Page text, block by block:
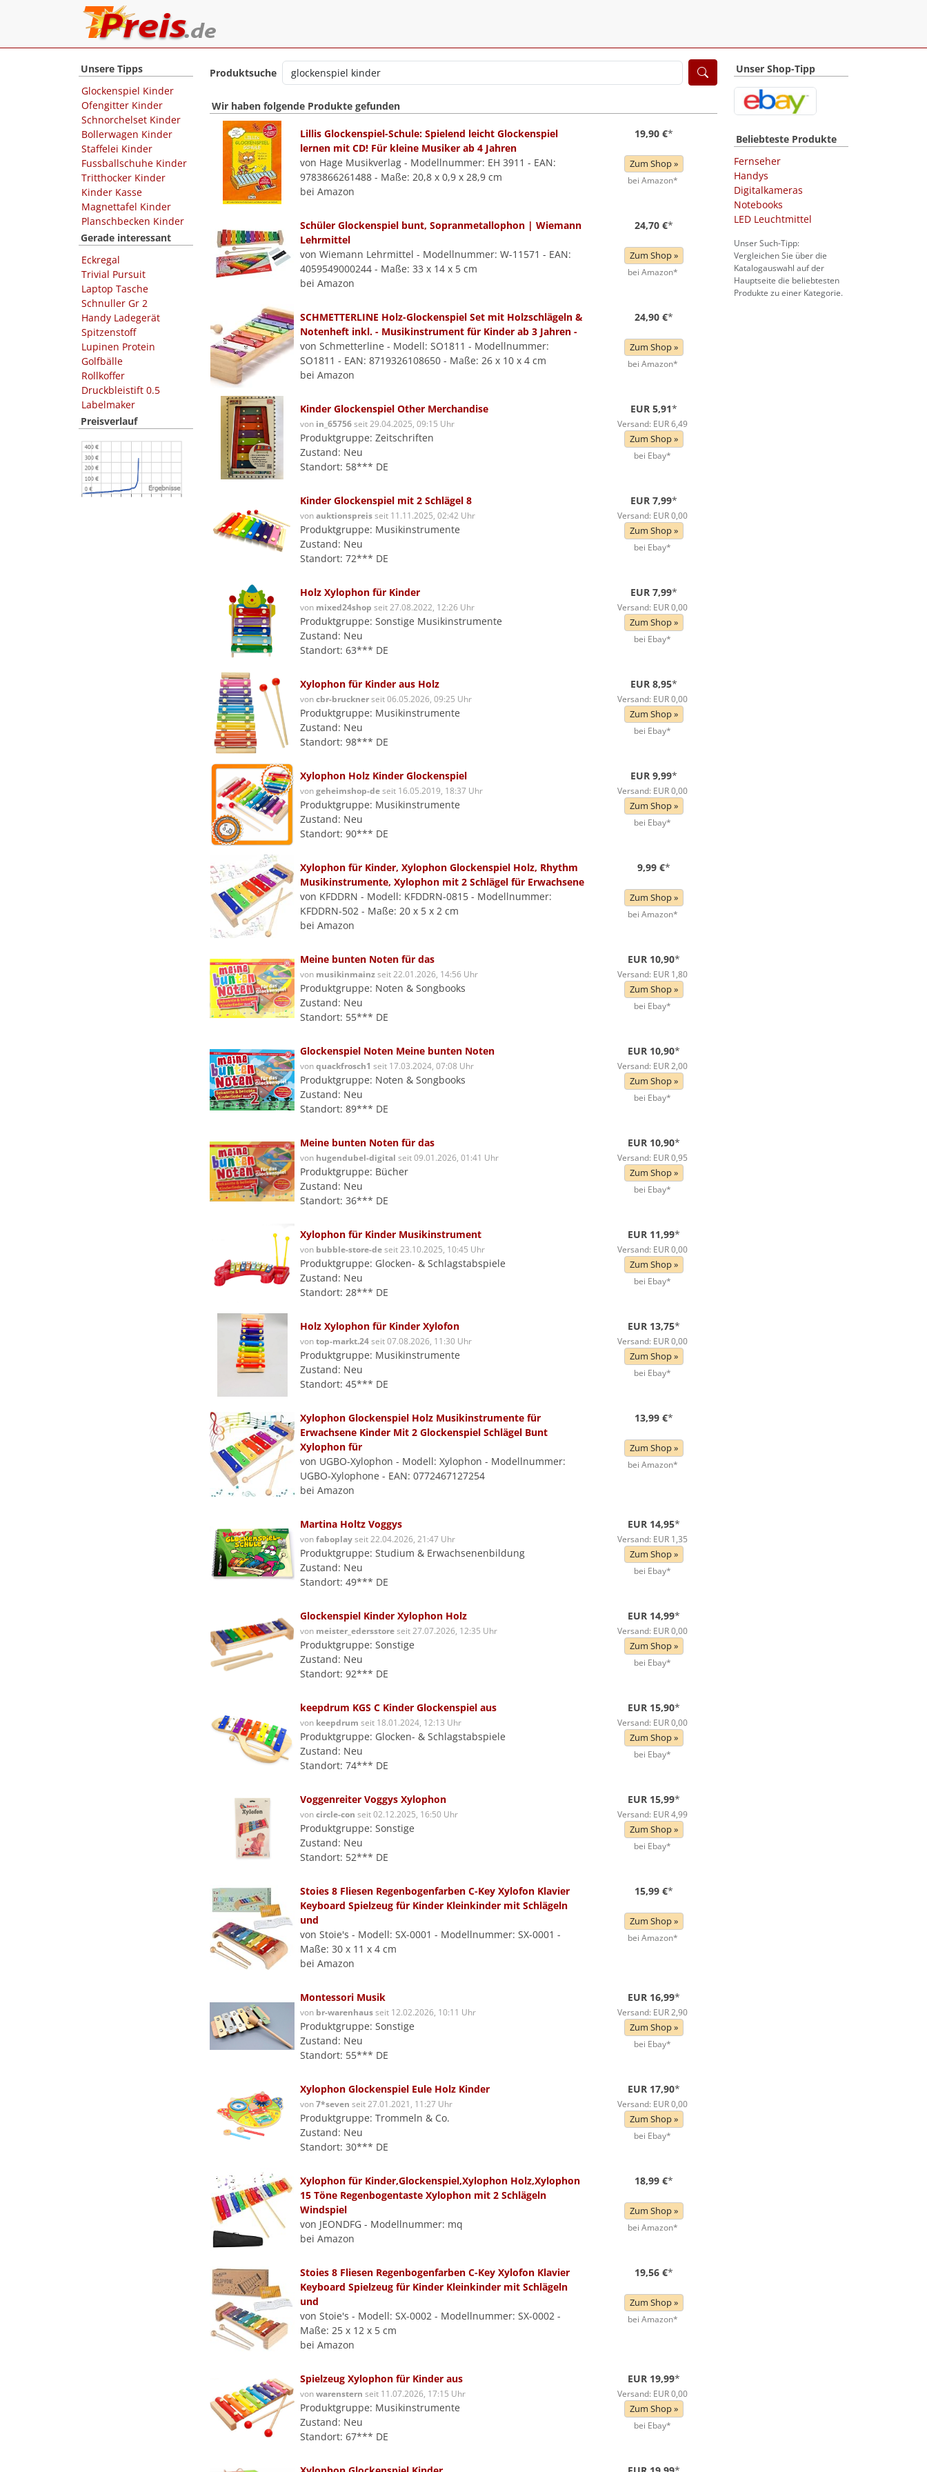
Unsere Tipps
Glockenspiel Kinder
Ofengitter Kinder
Schnorchelset Kinder
Bollerwagen Kinder
Staffelei Kinder
Fussballschuhe Kinder
Tritthocker Kinder
Kinder Kasse
Magnettafel Kinder
Planschbecken Kinder
Gerade interessant
Eckregal
Trivial Pursuit
Laptop Tasche
Schnuller Gr 2
Handy Ladegerät
Spitzenstoff
Lupinen Protein
Golfbälle
Rollkoffer
Druckbleistift 0.5
Labelmaker
Preisverlauf
Produktsuche
Wir haben folgende Produkte gefunden
Lillis Glockenspiel-Schule: Spielend leicht Glockenspiel
lernen mit CD! Für kleine Musiker ab 4 Jahren
von Hage Musikverlag - Modellnummer: EH 3911 - EAN:
9783866261488 - Maße: 20,8 x 0,9 x 28,9 cm
bei Amazon
19,90 €*
Zum Shop »
bei Amazon*
Schüler Glockenspiel bunt, Sopranmetallophon | Wiemann
Lehrmittel
von Wiemann Lehrmittel - Modellnummer: W-11571 - EAN:
4059549000244 - Maße: 33 x 14 x 5 cm
bei Amazon
24,70 €*
Zum Shop »
bei Amazon*
SCHMETTERLINE Holz-Glockenspiel Set mit Holzschlägeln &
Notenheft inkl. - Musikinstrument für Kinder ab 3 Jahren -
von Schmetterline - Modell: SO1811 - Modellnummer:
SO1811 - EAN: 8719326108650 - Maße: 26 x 10 x 4 cm
bei Amazon
24,90 €*
Zum Shop »
bei Amazon*
Kinder Glockenspiel Other Merchandise
von in_65756seit 29.04.2025, 09:15 Uhr
Produktgruppe: Zeitschriften
Zustand: Neu
Standort: 58*** DE
EUR 5,91*
Versand: EUR 6,49
Zum Shop »
bei Ebay*
Kinder Glockenspiel mit 2 Schlägel 8
vonauktionspreisseit 11.11.2025, 02:42 Uhr
Produktgruppe: Musikinstrumente
Zustand: Neu
Standort: 72*** DE
EUR 7,99*
Versand: EUR 0,00
Zum Shop »
bei Ebay*
Holz Xylophon für Kinder
von mixed24shop seit 27.08.2022, 12:26 Uhr
Produktgruppe: Sonstige Musikinstrumente
Zustand: Neu
Standort: 63*** DE
EUR 7,99*
Versand: EUR 0,00
Zum Shop »
bei Ebay*
Xylophon für Kinder aus Holz
voncbr-brucknerseit 06.05.2026, 09:25 Uhr
Produktgruppe: Musikinstrumente
Zustand: Neu
Standort: 98*** DE
EUR 8,95*
Versand: EUR 0,00
Zum Shop »
bei Ebay*
Xylophon Holz Kinder Glockenspiel
vongeheimshop-deseit 16.05.2019, 18:37 Uhr
Produktgruppe: Musikinstrumente
Zustand: Neu
Standort: 90*** DE
EUR 9,99*
Versand: EUR 0,00
Zum Shop »
bei Ebay*
Xylophon für Kinder, Xylophon Glockenspiel Holz, Rhythm
Musikinstrumente, Xylophon mit 2 Schlägel für Erwachsene
von KFDDRN - Modell: KFDDRN-0815 - Modellnummer:
KFDDRN-502 - Maße: 20 x 5 x 2 cm
bei Amazon
9,99 €*
Zum Shop »
bei Amazon*
Meine bunten Noten für das
von musikinmainzseit 22.01.2026, 14:56 Uhr
Produktgruppe: Noten & Songbooks
Zustand: Neu
Standort: 55*** DE
EUR 10,90*
Versand: EUR 1,80
Zum Shop »
bei Ebay*
Glockenspiel Noten Meine bunten Noten
vonquackfrosch1 seit 17.03.2024, 07:08 Uhr
Produktgruppe: Noten & Songbooks
Zustand: Neu
Standort: 89*** DE
EUR 10,90*
Versand: EUR 2,00
Zum Shop »
bei Ebay*
Meine bunten Noten für das
von hugendubel-digital seit 09.01.2026, 01:41 Uhr
Produktgruppe: Bücher
Zustand: Neu
Standort: 36*** DE
EUR 10,90*
Versand: EUR 0,95
Zum Shop »
bei Ebay*
Xylophon für Kinder Musikinstrument
von bubble-store-deseit 23.10.2025, 10:45 Uhr
Produktgruppe: Glocken- & Schlagstabspiele
Zustand: Neu
Standort: 28*** DE
EUR 11,99*
Versand: EUR 0,00
Zum Shop »
bei Ebay*
Holz Xylophon für Kinder Xylofon
vontop-markt.24seit 07.08.2026, 11:30 Uhr
Produktgruppe: Musikinstrumente
Zustand: Neu
Standort: 45*** DE
EUR 13,75*
Versand: EUR 0,00
Zum Shop »
bei Ebay*
Xylophon Glockenspiel Holz Musikinstrumente für
Erwachsene Kinder Mit 2 Glockenspiel Schlägel Bunt
Xylophon für
von UGBO-Xylophon - Modell: Xylophon - Modellnummer:
UGBO-Xylophone - EAN: 0772467127254
bei Amazon
13,99 €*
Zum Shop »
bei Amazon*
Martina Holtz Voggys
vonfaboplayseit 22.04.2026, 21:47 Uhr
Produktgruppe: Studium & Erwachsenenbildung
Zustand: Neu
Standort: 49*** DE
EUR 14,95*
Versand: EUR 1,35
Zum Shop »
bei Ebay*
Glockenspiel Kinder Xylophon Holz
von meister_edersstoreseit 27.07.2026, 12:35 Uhr
Produktgruppe: Sonstige
Zustand: Neu
Standort: 92*** DE
EUR 14,99*
Versand: EUR 0,00
Zum Shop »
bei Ebay*
keepdrum KGS C Kinder Glockenspiel aus
von keepdrum seit 18.01.2024, 12:13 Uhr
Produktgruppe: Glocken- & Schlagstabspiele
Zustand: Neu
Standort: 74*** DE
EUR 15,90*
Versand: EUR 0,00
Zum Shop »
bei Ebay*
Voggenreiter Voggys Xylophon
voncircle-con seit 02.12.2025, 16:50 Uhr
Produktgruppe: Sonstige
Zustand: Neu
Standort: 52*** DE
EUR 15,99*
Versand: EUR 4,99
Zum Shop »
bei Ebay*
Stoies 8 Fliesen Regenbogenfarben C-Key Xylofon Klavier
Keyboard Spielzeug für Kinder Kleinkinder mit Schlägeln
und
von Stoie's - Modell: SX-0001 - Modellnummer: SX-0001 -
Maße: 30 x 11 x 4 cm
bei Amazon
15,99 €*
Zum Shop »
bei Amazon*
Montessori Musik
von br-warenhausseit 12.02.2026, 10:11 Uhr
Produktgruppe: Sonstige
Zustand: Neu
Standort: 55*** DE
EUR 16,99*
Versand: EUR 2,90
Zum Shop »
bei Ebay*
Xylophon Glockenspiel Eule Holz Kinder
von7*seven seit 27.01.2021, 11:27 Uhr
Produktgruppe: Trommeln & Co.
Zustand: Neu
Standort: 30*** DE
EUR 17,90*
Versand: EUR 0,00
Zum Shop »
bei Ebay*
Xylophon für Kinder,Glockenspiel,Xylophon Holz,Xylophon
15 Töne Regenbogentaste Xylophon mit 2 Schlägeln
Windspiel
von JEONDFG - Modellnummer: mq
bei Amazon
18,99 €*
Zum Shop »
bei Amazon*
Stoies 8 Fliesen Regenbogenfarben C-Key Xylofon Klavier
Keyboard Spielzeug für Kinder Kleinkinder mit Schlägeln
und
von Stoie's - Modell: SX-0002 - Modellnummer: SX-0002 -
Maße: 25 x 12 x 5 cm
bei Amazon
19,56 €*
Zum Shop »
bei Amazon*
Spielzeug Xylophon für Kinder aus
vonwarenstern seit 11.07.2026, 17:15 Uhr
Produktgruppe: Musikinstrumente
Zustand: Neu
Standort: 67*** DE
EUR 19,99*
Versand: EUR 0,00
Zum Shop »
bei Ebay*
Unser Shop-Tipp
Beliebteste Produkte
Fernseher
Handys
Digitalkameras
Notebooks
LED Leuchtmittel
Unser Such-Tipp:
Vergleichen Sie über die
Katalogauswahl auf der
Hauptseite die beliebtesten
Produkte zu einer Kategorie.